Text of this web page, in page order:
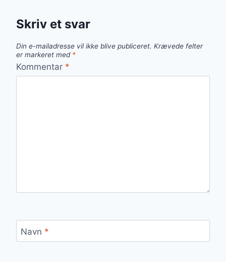
Skriv et svar
Din e-mailadresse vil ikke blive publiceret. Krævede felter
er markeret med *
Kommentar *
Navn *